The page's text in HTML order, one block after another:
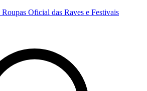
Oficial das Raves e Festivais